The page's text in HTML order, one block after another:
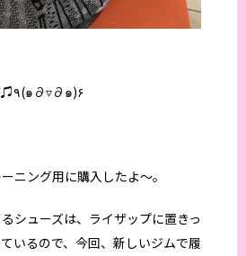
おニューのシューズ♫٩(๑∂▿∂๑)۶
ニング用に購入したよ〜。
シューズは、ライザップに置きっ
いるので、今回、新しいジムで履